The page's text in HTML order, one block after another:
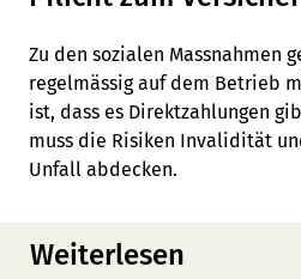
Zu den sozialen Massnahmen
regelmässig auf dem Betrieb
ist, dass es Direktzahlungen
muss die Risiken Invalidität
Unfall abdecken.
Weiterlesen